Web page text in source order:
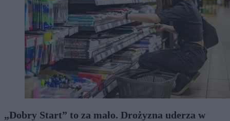
„Dobry Start” to za mało. Drożyzna uderza w